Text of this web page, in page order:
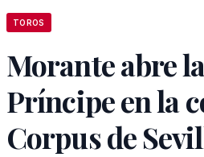
TOROS
Morante abre
Príncipe en la
Corpus de